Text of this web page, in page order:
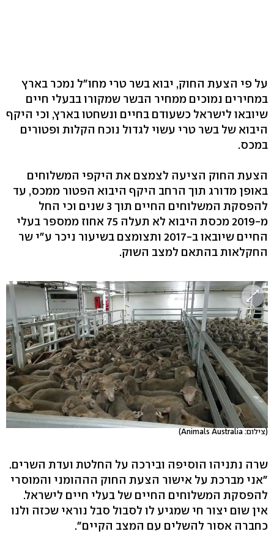
על פי הצעת החוק, יבוא בשר טרי מחו"ל נמכר בארץ
במחירים נמוכים ממחיר הבשר שמקורו בבעלי חיים
שיובאו לישראל כשעודם בחיים ונשחטו בארץ, וכי היקף
היבוא של בשר טרי עשוי לגדול נוכח הקלות ופטורים
במכס.
הצעת החוק הציעה לצמצם את היקפי המשלוחים
באופן מדורג תוך הרחב היקף היבוא הפטור ממכס, עד
להפסקת המשלוחים החיים תוך 3 שנים וכי החל
מ-2019 מכסת היבוא לא תעלה 75 אחוז ממספר בעלי
החיים שיובאו ב-2017 ותצומצם בשיעור ניכר ע"י שר
החקלאות בהתאם למצב השוק.
(צילום: Animals Australia)
שרה נתניהו הוסיפה ובירכה על החלטת ועדת השרים.
״אני מברכת על אישור הצעת החוק הההומני והמוסרי
להפסקת המשלוחים החיים של בעלי חיים לישראל.
אין שום יצור חי שמגיע לו לסבול סבל נוראי שכזה ולנו
כחברה אסור להשלים עם המצב הקיים״.